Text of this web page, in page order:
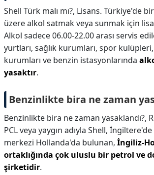
Shell Türk malı mı?, Lisans. Türkiye'de
üzere alkol satmak veya sunmak için
Alkol sadece 06.00-22.00 arası servis
yurtları, sağlık kurumları, spor
kurumları ve benzin istasyonlarında
yasaktır.
Benzinlikte bira ne zaman
Benzinlikte bira ne zaman yasaklandı?,
PCL veya yaygın adıyla Shell,
merkezi Hollanda'da bulunan, İngiliz-
ortaklığında çok uluslu bir petrol ve
şirketidir.